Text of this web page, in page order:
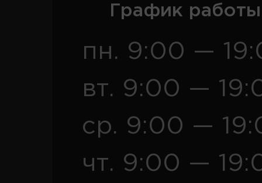
График
пн. 9:00 —
вт. 9:00 —
ср. 9:00 —
чт. 9:00 —